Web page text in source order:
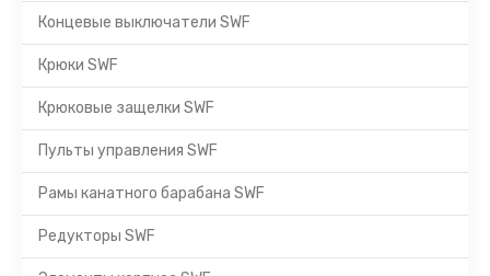
Концевые выключатели SWF
Крюки SWF
Крюковые защелки SWF
Пульты управления SWF
Рамы канатного барабана SWF
Редукторы SWF